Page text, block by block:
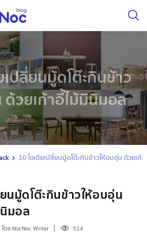
เปลี่ยนมู้ดโต๊ะกินข้าว
วยเก้าอี้ไม้มินิมอล
10 ไอเดียเปลี่ยนมู้ดโต๊ะกินข้าวให้อบอุ่น ด้วยเก้
นมู้ดโต๊ะกินข้าวให้อบอุ่น
มอล
โดย NocNoc Writer 514